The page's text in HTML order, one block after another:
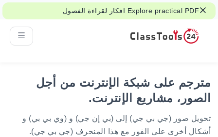
Explore practical PDF افكار لقراءة الفصول
الدراسية، والمخرجات، وعمل الطلاب.
مترجم على شبكة الإنترنت من أجل
الصور، مشاريع الإنترنت.
تحويل صور (جي بي جي) إلى (بي إن جي) و (وي بي بي) و
أشكال أخرى على الفور مع هذا المنحرف (جي بي جي).